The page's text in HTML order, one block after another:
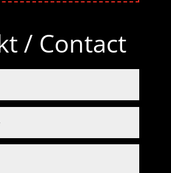
/ Contact